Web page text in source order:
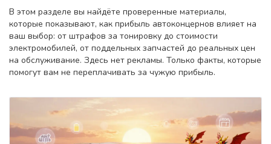
В этом разделе вы найдёте проверенные материалы,
которые показывают, как прибыль автоконцернов влияет на
ваш выбор: от штрафов за тонировку до стоимости
электромобилей, от поддельных запчастей до реальных цен
на обслуживание. Здесь нет рекламы. Только факты, которые
помогут вам не переплачивать за чужую прибыль.